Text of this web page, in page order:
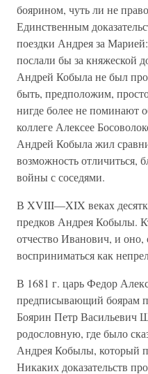
боярином, чуть ли не
Единственным
поездки Андрея за
послали бы за княжеской
Андрей Кобыла не был
быть, предположим,
нигде более не поминают
коллеге Алексее
Андрей Кобыла жил
возможность отличиться,
войны с соседями.
В XVIII—XIX веках
предков Андрея Кобылы.
отчество Иванович, и оно,
восприниматься как
В 1681 г. царь Федор
предписывающий боярам
Боярин Петр Васильевич
родословную, где было
Андрея Кобылы, который
Никаких доказательств